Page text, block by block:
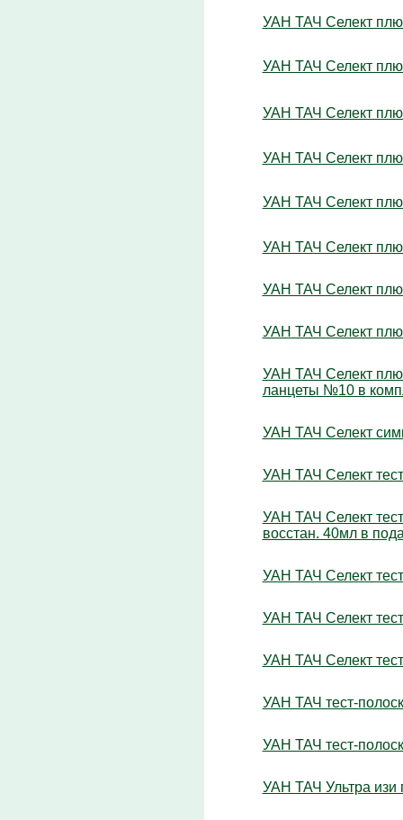
УАН ТАЧ Селект
УАН ТАЧ Селект
УАН ТАЧ Селект
УАН ТАЧ Селект
УАН ТАЧ Селект
УАН ТАЧ Селект
УАН ТАЧ Селект
УАН ТАЧ Селект
УАН ТАЧ Селект
ланцеты №10 в
УАН ТАЧ Селект
УАН ТАЧ Селект
УАН ТАЧ Селект
восстан. 40мл в
УАН ТАЧ Селект
УАН ТАЧ Селект
УАН ТАЧ Селект
УАН ТАЧ тест-
УАН ТАЧ тест-
УАН ТАЧ Ультра изи